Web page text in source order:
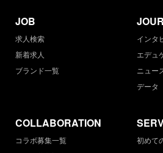
JOB
求人検索
新着求人
ブランド一覧
インタ
エデュ
ニュー
データ
COLLABORATION
コラボ募集一覧
初めて